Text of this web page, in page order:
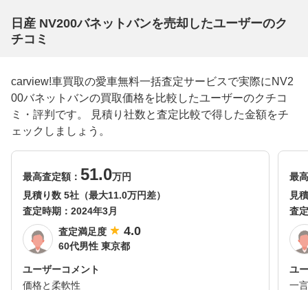
日産 NV200バネットバンを売却したユーザーのク
チコミ
carview!車買取の愛車無料一括査定サービスで実際にNV2
00バネットバンの買取価格を比較したユーザーのクチコ
ミ・評判です。 見積り社数と査定比較で得した金額をチ
ェックしましょう。
最高査定額： 51.0万円
見積り数 5社（最大11.0万円差）
査定時期： 2024年3月
査定満足度
4.0
60代男性 東京都
ユーザーコメント
価格と柔軟性
最
見
査
ユ
一